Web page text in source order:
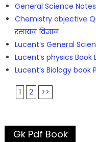
General Science Notes
Chemistry objective
रसायन विज्ञान
Lucent’s General
Lucent’s physics Book
Lucent’s Biology book
1 2 >>
Gk Pdf Book